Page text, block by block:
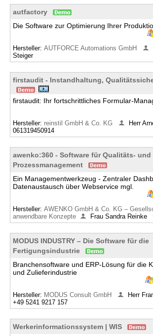
autfactory
Die Software zur Optimierung Ihrer
Hersteller: AUTFORCE Automations GmbH
Steiger
firstaudit - Instandhaltung,
firstaudit: Ihr fortschrittliches Formular-
Hersteller: reinstil GmbH & Co. KG
Herr
061319450914
awenko:360 - Software für Qualitäts- und
Prozessmanagement
Ein Managementwerkzeug - Zentraler
Datenaustausch über Webservice mgl.
Hersteller: AWENKO GmbH & Co. KG –
anwendbare Konzepte
Frau Sandra Reinke
MODUS INDUSTRY – Die Software für die
Fertigungsindustrie
Branchensoftware und ERP-Lösung für die
und Zulieferindustrie
Hersteller: MODUS Consult GmbH
Herr
+49 5241 9217 157
Werkerinformationssystem | WIS